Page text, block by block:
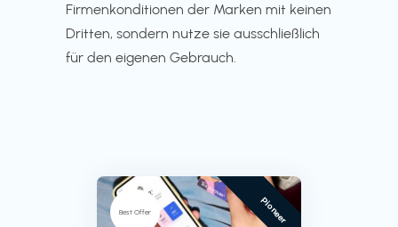
Firmenkonditionen der Marken mit keinen
Dritten, sondern nutze sie ausschließlich
für den eigenen Gebrauch.
Best Offer Pioneer